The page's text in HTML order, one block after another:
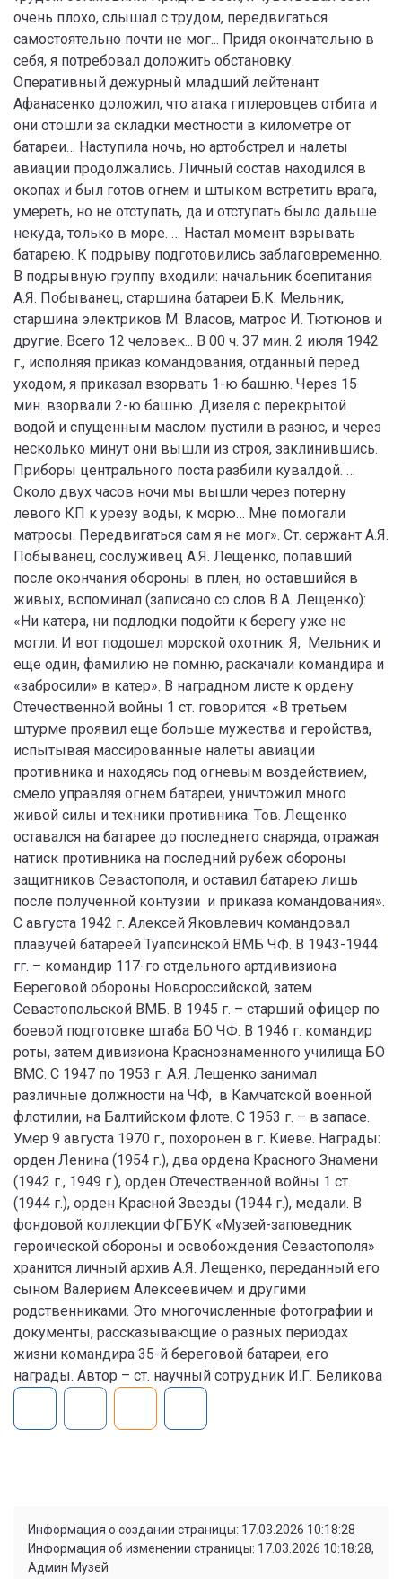
очень плохо, слышал с трудом, передвигаться
самостоятельно почти не мог... Придя окончательно в
себя, я потребовал доложить обстановку.
Оперативный дежурный младший лейтенант
Афанасенко доложил, что атака гитлеровцев отбита и
они отошли за складки местности в километре от
батареи… Наступила ночь, но артобстрел и налеты
авиации продолжались. Личный состав находился в
окопах и был готов огнем и штыком встретить врага,
умереть, но не отступать, да и отступать было дальше
некуда, только в море. … Настал момент взрывать
батарею. К подрыву подготовились заблаговременно.
В подрывную группу входили: начальник боепитания
А.Я. Побыванец, старшина батареи Б.К. Мельник,
старшина электриков М. Власов, матрос И. Тютюнов и
другие. Всего 12 человек... В 00 ч. 37 мин. 2 июля 1942
г., исполняя приказ командования, отданный перед
уходом, я приказал взорвать 1-ю башню. Через 15
мин. взорвали 2-ю башню. Дизеля с перекрытой
водой и спущенным маслом пустили в разнос, и через
несколько минут они вышли из строя, заклинившись.
Приборы центрального поста разбили кувалдой. …
Около двух часов ночи мы вышли через потерну
левого КП к урезу воды, к морю… Мне помогали
матросы. Передвигаться сам я не мог». Ст. сержант А.Я.
Побыванец, сослуживец А.Я. Лещенко, попавший
после окончания обороны в плен, но оставшийся в
живых, вспоминал (записано со слов В.А. Лещенко):
«Ни катера, ни подлодки подойти к берегу уже не
могли. И вот подошел морской охотник. Я, Мельник и
еще один, фамилию не помню, раскачали командира и
«забросили» в катер». В наградном листе к ордену
Отечественной войны 1 ст. говорится: «В третьем
штурме проявил еще больше мужества и геройства,
испытывая массированные налеты авиации
противника и находясь под огневым воздействием,
смело управляя огнем батареи, уничтожил много
живой силы и техники противника. Тов. Лещенко
оставался на батарее до последнего снаряда, отражая
натиск противника на последний рубеж обороны
защитников Севастополя, и оставил батарею лишь
после полученной контузии и приказа командования».
С августа 1942 г. Алексей Яковлевич командовал
плавучей батареей Туапсинской ВМБ ЧФ. В 1943-1944
гг. – командир 117-го отдельного артдивизиона
Береговой обороны Новороссийской, затем
Севастопольской ВМБ. В 1945 г. – старший офицер по
боевой подготовке штаба БО ЧФ. В 1946 г. командир
роты, затем дивизиона Краснознаменного училища БО
ВМС. С 1947 по 1953 г. А.Я. Лещенко занимал
различные должности на ЧФ, в Камчатской военной
флотилии, на Балтийском флоте. С 1953 г. – в запасе.
Умер 9 августа 1970 г., похоронен в г. Киеве. Награды:
орден Ленина (1954 г.), два ордена Красного Знамени
(1942 г., 1949 г.), орден Отечественной войны 1 ст.
(1944 г.), орден Красной Звезды (1944 г.), медали. В
фондовой коллекции ФГБУК «Музей-заповедник
героической обороны и освобождения Севастополя»
хранится личный архив А.Я. Лещенко, переданный его
сыном Валерием Алексеевичем и другими
родственниками. Это многочисленные фотографии и
документы, рассказывающие о разных периодах
жизни командира 35-й береговой батареи, его
награды. Автор – ст. научный сотрудник И.Г. Беликова
Информация о создании страницы: 17.03.2026 10:18:28
Информация об изменении страницы: 17.03.2026 10:18:28,
Админ Музей